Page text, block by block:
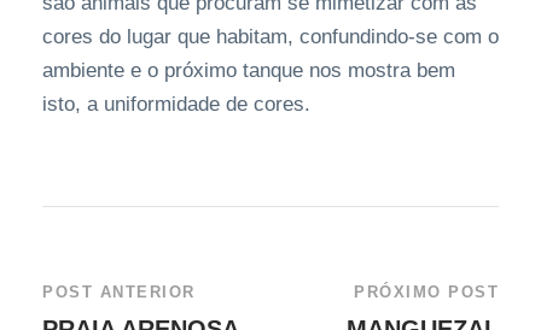
cores do lugar que habitam, confundindo-se com o
ambiente e o próximo tanque nos mostra bem
isto, a uniformidade de cores.
POST ANTERIOR PRÓXIMO POST